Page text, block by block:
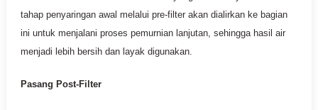
tahap penyaringan awal melalui pre-filter akan dialirkan ke bagian
ini untuk menjalani proses pemurnian lanjutan, sehingga hasil air
menjadi lebih bersih dan layak digunakan.
Pasang Post-Filter